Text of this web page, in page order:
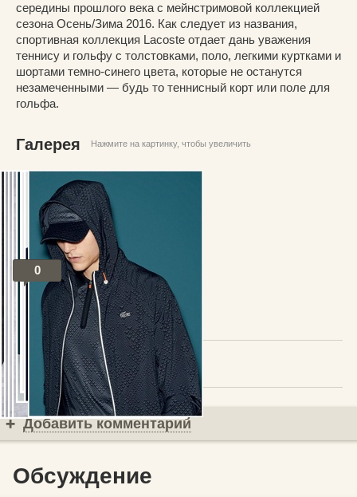
середины прошлого века с мейнстримовой коллекцией
сезона Осень/Зима 2016. Как следует из названия,
спортивная коллекция Lacoste отдает дань уважения
теннису и гольфу с толстовками, поло, легкими куртками и
шортами темно-синего цвета, которые не останутся
незамеченными — будь то теннисный корт или поле для
гольфа.
Галерея Нажмите на картинку, чтобы увеличить
0
Посты по теме
В избранное
Добавить комментарий
Обсуждение